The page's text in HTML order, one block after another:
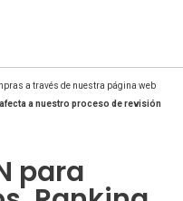
a través de nuestra página web
a nuestro proceso de revisión
para